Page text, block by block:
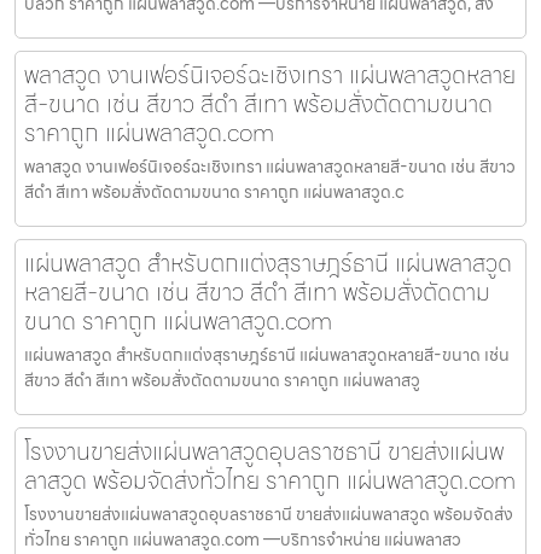
พลาสวูด งานเฟอร์นิเจอร์ฉะเชิงเทรา แผ่นพลาสวูดหลาย
สี-ขนาด เช่น สีขาว สีดำ สีเทา พร้อมสั่งตัดตามขนาด
ราคาถูก แผ่นพลาสวูด.com
พลาสวูด งานเฟอร์นิเจอร์ฉะเชิงเทรา แผ่นพลาสวูดหลายสี-ขนาด เช่น สีขาว
สีดำ สีเทา พร้อมสั่งตัดตามขนาด ราคาถูก แผ่นพลาสวูด.c
แผ่นพลาสวูด สำหรับตกแต่งสุราษฎร์ธานี แผ่นพลาสวูด
หลายสี-ขนาด เช่น สีขาว สีดำ สีเทา พร้อมสั่งตัดตาม
ขนาด ราคาถูก แผ่นพลาสวูด.com
แผ่นพลาสวูด สำหรับตกแต่งสุราษฎร์ธานี แผ่นพลาสวูดหลายสี-ขนาด เช่น
สีขาว สีดำ สีเทา พร้อมสั่งตัดตามขนาด ราคาถูก แผ่นพลาสวู
โรงงานขายส่งแผ่นพลาสวูดอุบลราชธานี ขายส่งแผ่นพ
ลาสวูด พร้อมจัดส่งทั่วไทย ราคาถูก แผ่นพลาสวูด.com
โรงงานขายส่งแผ่นพลาสวูดอุบลราชธานี ขายส่งแผ่นพลาสวูด พร้อมจัดส่ง
ทั่วไทย ราคาถูก แผ่นพลาสวูด.com —บริการจำหน่าย แผ่นพลาสว